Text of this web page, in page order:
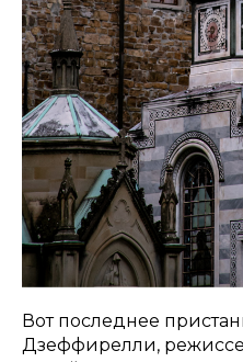
Вот последнее
Дзеффирелли,